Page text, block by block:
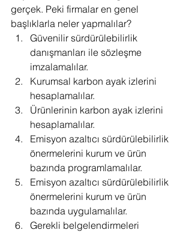
gerçek. Peki firmalar en genel
başlıklarla neler yapmalılar?
Güvenilir sürdürülebilirlik
danışmanları ile sözleşme
imzalamalılar.
Kurumsal karbon ayak izlerini
hesaplamalılar.
Ürünlerinin karbon ayak izlerini
hesaplamalılar.
Emisyon azaltıcı sürdürülebilirlik
önermelerini kurum ve ürün
bazında programlamalılar.
Emisyon azaltıcı sürdürülebilirlik
önermelerini kurum ve ürün
bazında uygulamalılar.
Gerekli belgelendirmeleri